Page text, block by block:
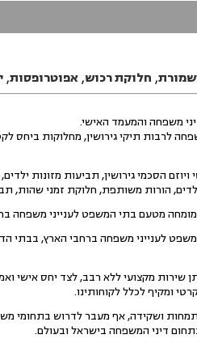
, חלוקת רכוש,אפוטרופסות,
משפחה והמעמד האישי.
לרבות תיקי גירושין, מחלוקות ביחס
הסכמי גירושין, תביעות מזונות
הורות משותפת, חלוקת זמני שהות,
מטעם בתי המשפט לענייני משפחה
לענייני משפחה ברחבי הארץ, בבתי
שירות מקצועי ללא רבב, לצד יחס אישי
ומקיף לכלל לקוחותינו.
ושקידה, אף מעבר לדרוש בתחומי
דיני המשפחה בישראל ובעולם.